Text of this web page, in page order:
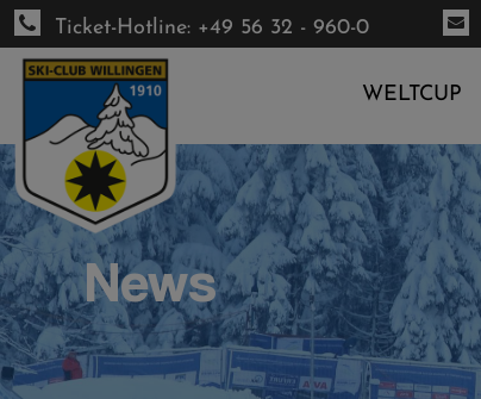
Direkt
zum
Inhalt
Ticket-Hotline: +49 56 32 - 960-0
WELTCUP
News